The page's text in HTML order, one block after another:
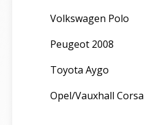
Volkswagen Polo
Peugeot 2008
Toyota Aygo
Opel/Vauxhall Corsa